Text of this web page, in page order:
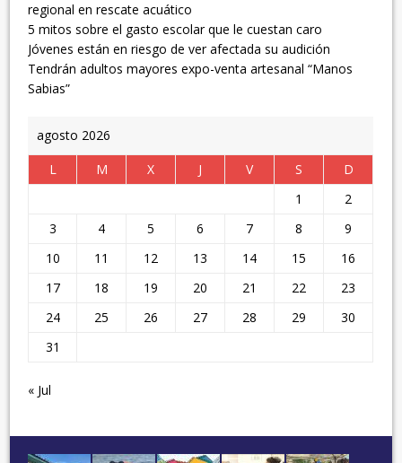
regional en rescate acuático
5 mitos sobre el gasto escolar que le cuestan caro
Jóvenes están en riesgo de ver afectada su audición
Tendrán adultos mayores expo-venta artesanal “Manos
Sabias”
agosto 2026
L
M X J V S
D
1
2
3
4 5 6 7 8
9
10
11 12 13 14 15
16
17
18 19 20 21 22
23
24
25 26 27 28 29
30
31
« Jul